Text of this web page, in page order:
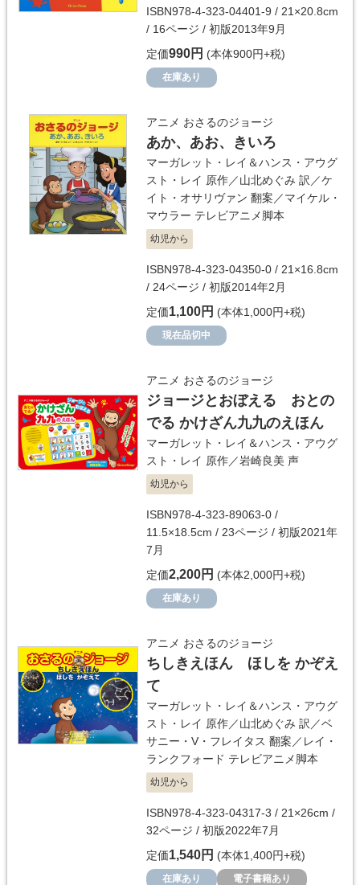
ISBN978-4-323-04401-9 / 21×20.8cm
/ 16ページ / 初版2013年9月
定価990円 (本体900円+税)
在庫あり
アニメ おさるのジョージ
あか、あお、きいろ
マーガレット・レイ＆ハンス・アウグ
スト・レイ 原作／山北めぐみ 訳／ケ
イト・オサリヴァン 翻案／マイケル・
マウラー テレビアニメ脚本
幼児から
ISBN978-4-323-04350-0 / 21×16.8cm
/ 24ページ / 初版2014年2月
定価1,100円 (本体1,000円+税)
現在品切中
アニメ おさるのジョージ
ジョージとおぼえる おとの
でる かけざん九九のえほん
マーガレット・レイ＆ハンス・アウグ
スト・レイ 原作／岩崎良美 声
幼児から
ISBN978-4-323-89063-0 /
11.5×18.5cm / 23ページ / 初版2021年
7月
定価2,200円 (本体2,000円+税)
在庫あり
アニメ おさるのジョージ
ちしきえほん ほしを かぞえ
て
マーガレット・レイ＆ハンス・アウグ
スト・レイ 原作／山北めぐみ 訳／ベ
サニー・V・フレイタス 翻案／ レイ・
ランクフォード テレビアニメ脚本
幼児から
ISBN978-4-323-04317-3 / 21×26cm /
32ページ / 初版2022年7月
定価1,540円 (本体1,400円+税)
在庫あり 電子書籍あり